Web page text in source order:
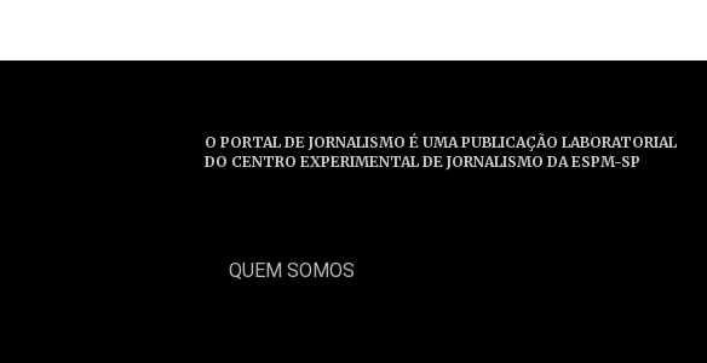
O PORTAL DE JORNALISMO É UMA PUBLICAÇÃO LABORATORIAL
DO CENTRO EXPERIMENTAL DE JORNALISMO DA ESPM-SP
QUEM SOMOS